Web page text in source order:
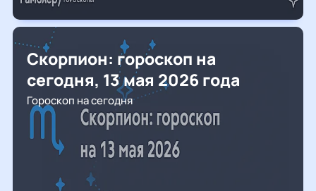
Скорпион: гороскоп на
сегодня, 13 мая 2026 года
Гороскоп на сегодня